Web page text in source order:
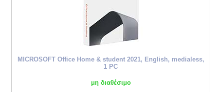
MICROSOFT Office Home & student 2021, English, medialess,
1 PC
μη διαθέσιμο